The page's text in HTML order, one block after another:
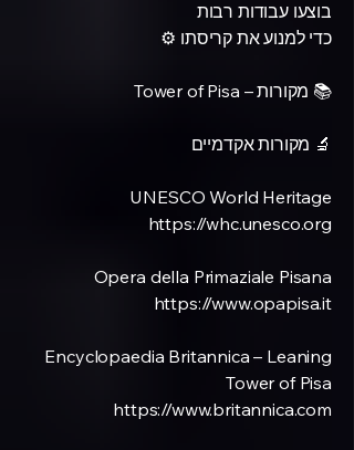
בוצעו עבודות רבות
כדי למנוע את קריסתו ⚙️
📚 מקורות – Tower of Pisa
🔬 מקורות אקדמיים
UNESCO World Heritage
https://whc.unesco.org
Opera della Primaziale Pisana
https://www.opapisa.it
Encyclopaedia Britannica – Leaning
Tower of Pisa
https://www.britannica.com